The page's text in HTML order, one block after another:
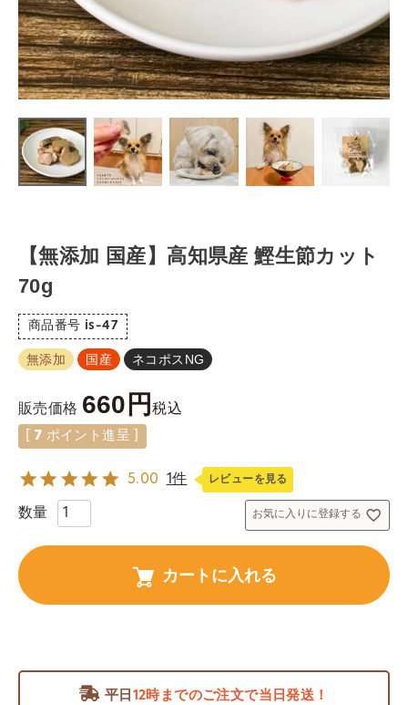
【無添加 国産】高知県産 鰹生節カット
70g
商品番号 is-47
無添加 国産 ネコポスNG
販売価格 660 税込
7 ポイント進呈 ]
5.00 1件 レビューを見る
お気に入りに登録する
カートに入れる
平日 12時までのご注文で当日発送！